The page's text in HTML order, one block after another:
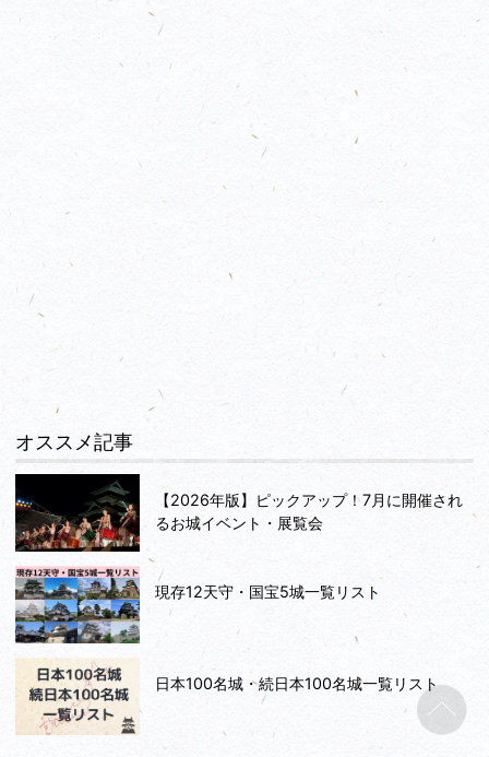
オススメ記事
【2026年版】ピックアップ！7月に開催され
るお城イベント・展覧会
現存12天守・国宝5城一覧リスト
日本100名城・続日本100名城一覧リスト